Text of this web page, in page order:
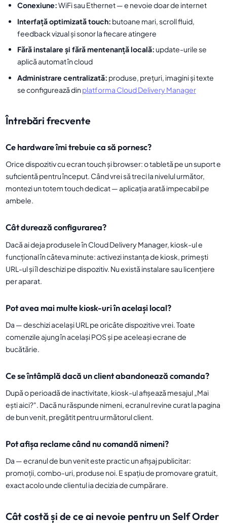
Conexiune:WiFi sau Ethernet — e nevoie doar de internet
Interfață optimizată touch: butoane mari, scroll fluid,
feedback vizual și sonor la fiecare atingere
Fără instalare și fără mentenanță locală: update-urile se
aplică automat în cloud
Administrare centralizată: produse, prețuri, imagini și texte
se configurează dinplatforma Cloud Delivery Manager
Întrebări frecvente
Ce hardware îmi trebuie ca să pornesc?
Orice dispozitiv cu ecran touch și browser: o tabletă pe un suport e
suficientă pentru început. Când vrei să treci la nivelul următor,
montezi un totem touch dedicat — aplicația arată impecabil pe
ambele.
Cât durează configurarea?
Dacă ai deja produsele în Cloud Delivery Manager, kiosk-ul e
funcțional în câteva minute: activezi instanța de kiosk, primești
URL-ul și îl deschizi pe dispozitiv. Nu există instalare sau licențiere
per aparat.
Pot avea mai multe kiosk-uri în același local?
Da — deschizi același URL pe oricâte dispozitive vrei. Toate
comenzile ajung în același POS și pe aceleași ecrane de
bucătărie.
Ce se întâmplă dacă un client abandonează comanda?
După o perioadă de inactivitate, kiosk-ul afișează mesajul „Mai
ești aici?". Dacă nu răspunde nimeni, ecranul revine curat la pagina
de bun venit, pregătit pentru următorul client.
Pot afișa reclame când nu comandă nimeni?
Da — ecranul de bun venit este practic un afișaj publicitar:
promoții, combo-uri, produse noi. E spațiu de promovare gratuit,
exact acolo unde clientul ia decizia de cumpărare.
Cât costă și de ce ai nevoie pentru un Self Order